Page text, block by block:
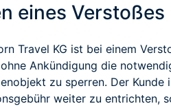
eines Verstoßes
Travel KG ist bei einem
Ankündigung die
zu sperren. Der
weiter zu entrichten,